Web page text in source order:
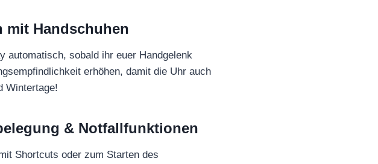
mit Handschuhen
automatisch, sobald ihr euer Handgelenk
erhöhen, damit die Uhr auch
Wintertage!
& Notfallfunktionen
Shortcuts oder zum Starten des